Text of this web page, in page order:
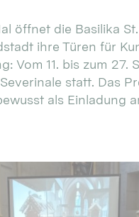
öffnet die Basilika
ihre Türen für
Vom 11. bis zum 27.
statt. Das
als Einladung